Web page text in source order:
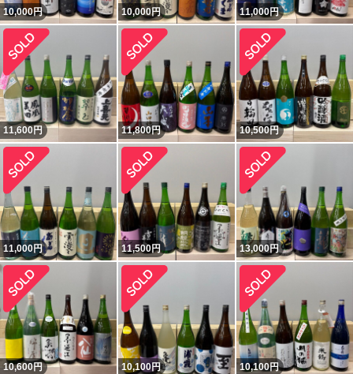
10,000円 10,000円 11,000円
11,600円 11,800円 10,500円
11,000円 11,500円 13,000円
10,600円 10,100円 10,100円